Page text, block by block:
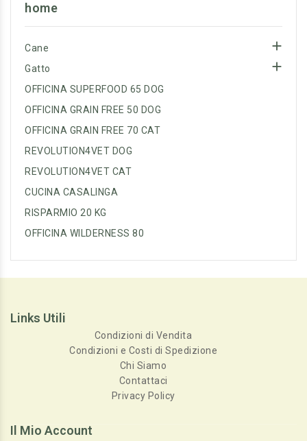
del cane e un corretto
dell’organismo.
home
Cane 
Gatto 
OFFICINA SUPERFOOD 65 DOG
OFFICINA GRAIN FREE 50 DOG
OFFICINA GRAIN FREE 70 CAT
REVOLUTION4VET DOG
REVOLUTION4VET CAT
CUCINA CASALINGA
RISPARMIO 20 KG
OFFICINA WILDERNESS 80
Links Utili
Condizioni di Vendita
Condizioni e Costi di Spedizione
Chi Siamo
Contattaci
Privacy Policy
Il Mio Account